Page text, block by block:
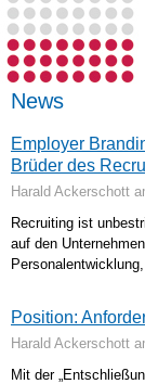
News
Employer
Brüder des
Harald Ackerschott
Recruiting ist
auf den
Position:
Harald Ackerschott
Mit der